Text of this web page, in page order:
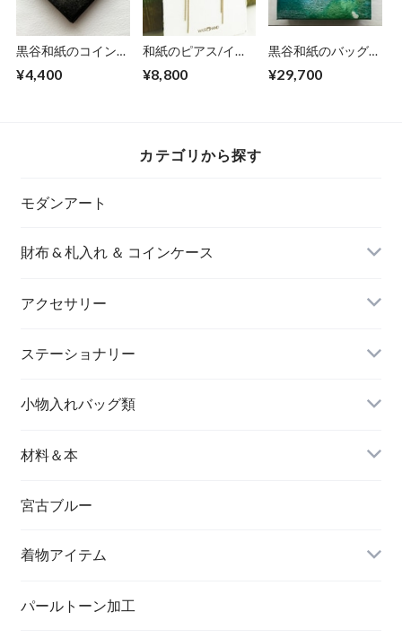
黒谷和紙のコインケ
¥4,400
和紙のピアス/イヤ
【ミモザ】L
¥8,800
黒谷和紙のバッグ
¥29,700
カテゴリから探す
モダンアート
財布 & 札入れ ＆ コインケース
長財布
アクセサリー
イヤリング＆ピアス
バングル＆ブレスレット
ペンダント
ブローチ
ステーショナリー
名刺入れ
メッセージカード
一筆箋
小物入れバッグ類
バッグ
材料＆本
ハンドメイドキット
宮古ブルー
着物アイテム
パールトーン加工